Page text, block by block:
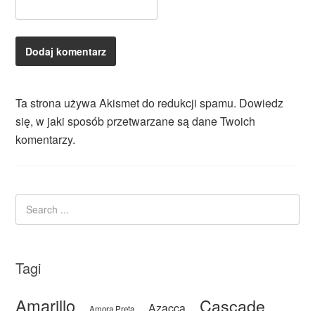
Ta strona używa Akismet do redukcji spamu. Dowiedz
się, w jaki sposób przetwarzane są dane Twoich
komentarzy.
Tagi
Amarillo Azacca Cascade